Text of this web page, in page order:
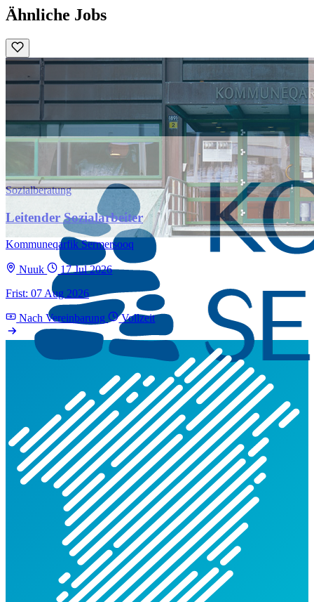
Ähnliche Jobs
Sozialberatung
Leitender Sozialarbeiter
Kommuneqarfik Sermersooq
Nuuk
17 Jul 2026
Frist: 07 Aug 2026
Nach Vereinbarung Vollzeit